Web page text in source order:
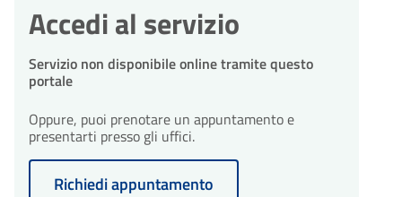
Accedi al servizio
Servizio non disponibile online tramite questo
portale
Oppure, puoi prenotare un appuntamento e
presentarti presso gli uffici.
Richiedi appuntamento